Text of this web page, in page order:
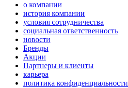
о компании
история компании
условия сотрудничества
социальная ответственность
новости
Бренды
Акции
Партнеры и клиенты
карьера
политика конфиденциальности